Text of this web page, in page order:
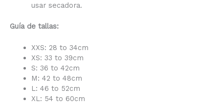
usar secadora.
Guía de tallas:
XXS: 28 to 34cm
XS: 33 to 39cm
S: 36 to 42cm
M: 42 to 48cm
L: 46 to 52cm
XL: 54 to 60cm